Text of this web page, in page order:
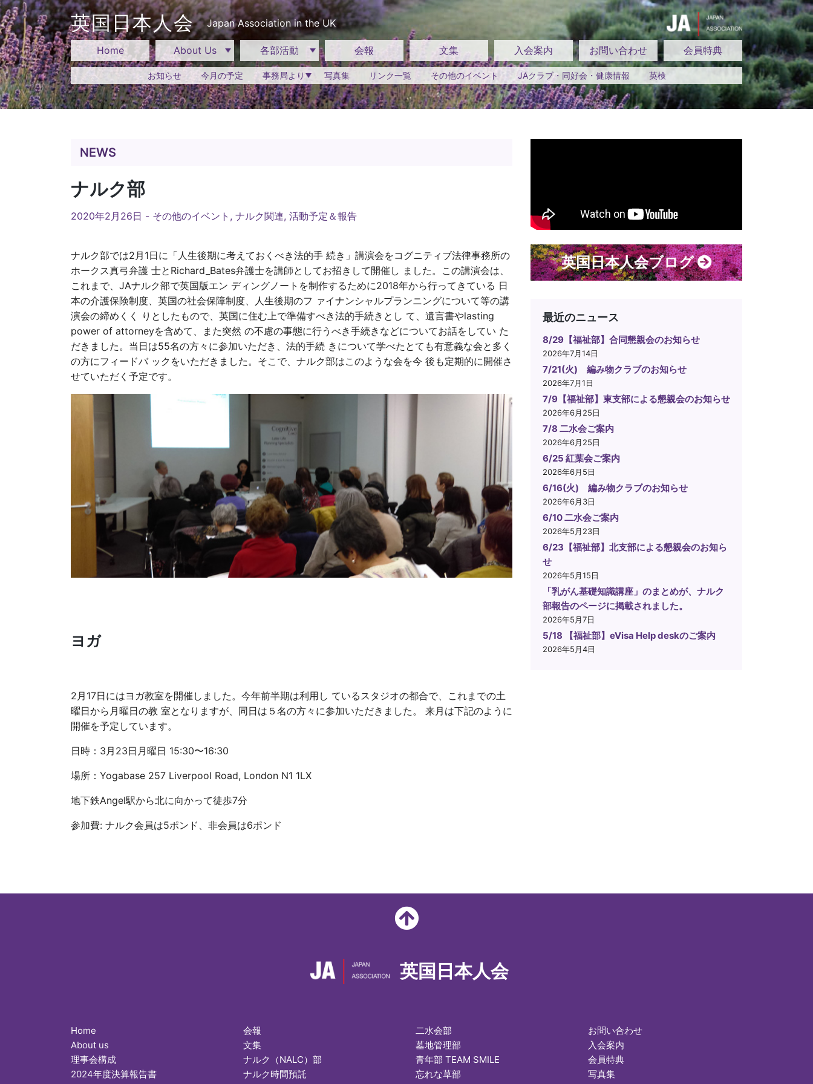
Skip
to
content
英国日本人会 Japan Association in the UK
Home About Us 各部活動 会報 文集 入会案内 お問い合わせ 会員特典
お知らせ 今月の予定 事務局より 写真集 リンク一覧 その他のイベント JAクラブ・同好会・健康情報 英検
NEWS
ナルク部
2020年2月26日 - その他のイベント , ナルク関連, 活動予定＆報告
ナルク部では2月1日に「人生後期に考えておくべき法的手 続き」講演会をコグニティブ法律事務所の
ホークス真弓弁護 士とRichard_Bates弁護士を講師としてお招きして開催し ました。この講演会は、
これまで、JAナルク部で英国版エン ディングノートを制作するために2018年から行ってきている 日
本の介護保険制度、英国の社会保障制度、人生後期のフ ァイナンシャルプランニングについて等の講
演会の締めくく りとしたもので、英国に住む上で準備すべき法的手続きとし て、遺言書やlasting
power of attorneyを含めて、また突然 の不慮の事態に行うべき手続きなどについてお話をしてい た
だきました。当日は55名の方々に参加いただき、法的手続 きについて学べたとても有意義な会と多く
の方にフィードバ ックをいただきました。そこで、ナルク部はこのような会を今 後も定期的に開催さ
せていただく予定です。
ヨガ
2月17日にはヨガ教室を開催しました。今年前半期は利用し ているスタジオの都合で、これまでの土
曜日から月曜日の教 室となりますが、同日は５名の方々に参加いただきました。 来月は下記のように
開催を予定しています。
日時：3月23日月曜日 15:30〜16:30
場所：Yogabase 257 Liverpool Road, London N1 1LX
地下鉄Angel駅から北に向かって徒歩7分
参加費: ナルク会員は5ポンド、非会員は6ポンド
英国日本人会ブログ
最近のニュース
8/29【福祉部】合同懇親会のお知らせ
2026年7月14日
7/21(火) 編み物クラブのお知らせ
2026年7月1日
7/9【福祉部】東支部による懇親会のお知らせ
2026年6月25日
7/8 二水会ご案内
2026年6月25日
6/25 紅葉会ご案内
2026年6月5日
6/16(火) 編み物クラブのお知らせ
2026年6月3日
6/10 二水会ご案内
2026年5月23日
6/23【福祉部】北支部による懇親会のお知ら
せ
2026年5月15日
「乳がん基礎知識講座」のまとめが、ナルク
部報告のページに掲載されました。
2026年5月7日
5/18 【福祉部】eVisa Help deskのご案内
2026年5月4日
英国日本人会
Home
About us
理事会構成
2024年度決算報告書
会報
文集
ナルク（NALC）部
ナルク時間預託
二水会部
墓地管理部
青年部 TEAM SMILE
忘れな草部
お問い合わせ
入会案内
会員特典
写真集